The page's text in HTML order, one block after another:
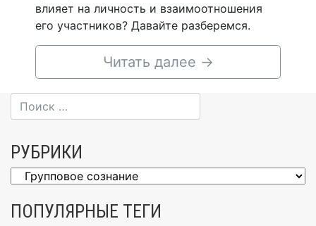
влияет на личность и взаимоотношения
его участников? Давайте разберемся.
Читать далее →
РУБРИКИ
Рубрики
ПОПУЛЯРНЫЕ ТЕГИ